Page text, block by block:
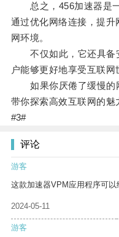
总之，456加速器是一
通过优化网络连接，提升
网环境。
不仅如此，它还具备
户能够更好地享受互联网
如果你厌倦了缓慢的
带你探索高效互联网的魅
#3#
评论
游客
这款加速器VPM应用程序可以
2024-05-11
游客